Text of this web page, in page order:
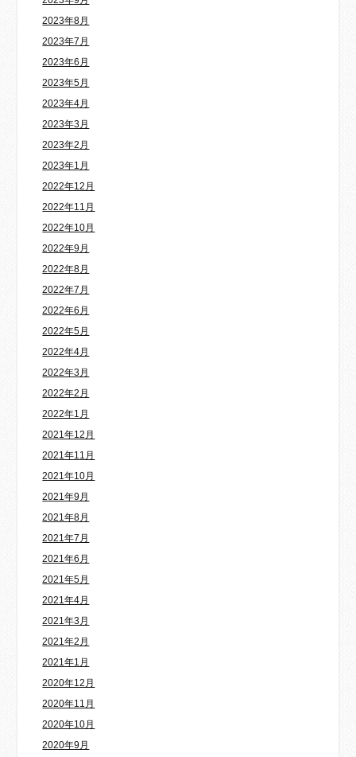
2023年8月
2023年7月
2023年6月
2023年5月
2023年4月
2023年3月
2023年2月
2023年1月
2022年12月
2022年11月
2022年10月
2022年9月
2022年8月
2022年7月
2022年6月
2022年5月
2022年4月
2022年3月
2022年2月
2022年1月
2021年12月
2021年11月
2021年10月
2021年9月
2021年8月
2021年7月
2021年6月
2021年5月
2021年4月
2021年3月
2021年2月
2021年1月
2020年12月
2020年11月
2020年10月
2020年9月